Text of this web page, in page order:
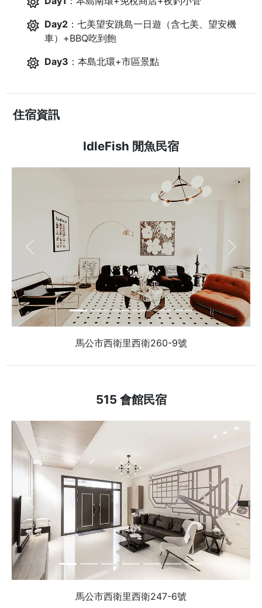
Day2 ：七美望安跳島一日遊（含七美、望安機
車）+BBQ吃到飽
Day3 ：本島北環+市區景點
住宿資訊
IdleFish 閒魚民宿
Previous Next
馬公市西衛里西衛260-9號
515 會館民宿
Previous Next
馬公市西衛里西衛247-6號